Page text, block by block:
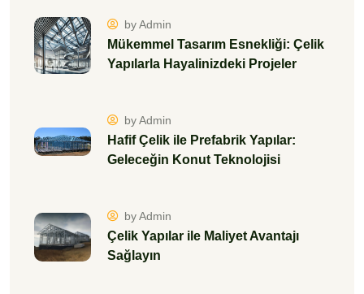
by Admin
Mükemmel Tasarım Esnekliği: Çelik
Yapılarla Hayalinizdeki Projeler
by Admin
Hafif Çelik ile Prefabrik Yapılar:
Geleceğin Konut Teknolojisi
by Admin
Çelik Yapılar ile Maliyet Avantajı
Sağlayın